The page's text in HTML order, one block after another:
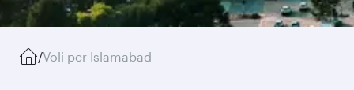
/Voli per Islamabad